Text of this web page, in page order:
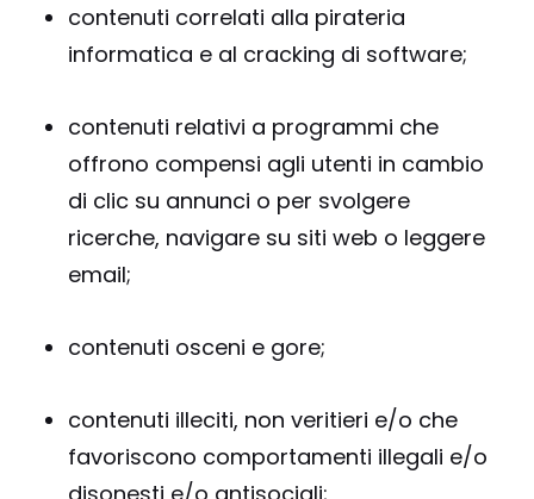
contenuti correlati alla pirateria
informatica e al cracking di software;
contenuti relativi a programmi che
offrono compensi agli utenti in cambio
di clic su annunci o per svolgere
ricerche, navigare su siti web o leggere
email;
contenuti osceni e gore;
contenuti illeciti, non veritieri e/o che
favoriscono comportamenti illegali e/o